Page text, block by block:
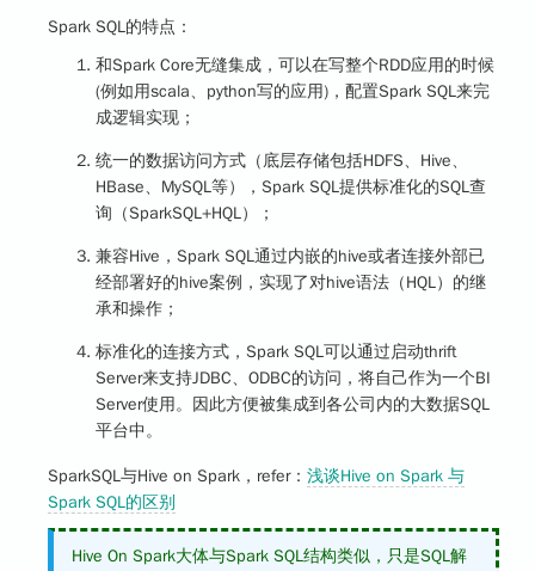
Spark SQL的特点：
和Spark Core无缝集成，可以在写整个RDD应用的时候
(例如用scala、python写的应用)，配置Spark SQL来完
成逻辑实现；
统一的数据访问方式（底层存储包括HDFS、Hive、
HBase、MySQL等），Spark SQL提供标准化的SQL查
询（SparkSQL+HQL）；
兼容Hive，Spark SQL通过内嵌的hive或者连接外部已
经部署好的hive案例，实现了对hive语法（HQL）的继
承和操作；
标准化的连接方式，Spark SQL可以通过启动thrift
Server来支持JDBC、ODBC的访问，将自己作为一个BI
Server使用。因此方便被集成到各公司内的大数据SQL
平台中。
SparkSQL与Hive on Spark，refer： 浅谈Hive on Spark 与
Spark SQL的区别
Hive On Spark大体与Spark SQL结构类似，只是SQL解